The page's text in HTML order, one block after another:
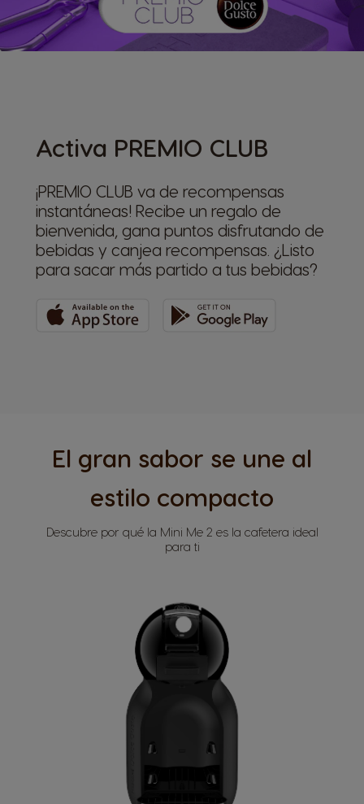
Activa PREMIO CLUB
¡PREMIO CLUB va de recompensas
instantáneas! Recibe un regalo de
bienvenida, gana puntos disfrutando de
bebidas y canjea recompensas. ¿Listo
para sacar más partido a tus bebidas?
El gran sabor se une al
estilo compacto
Descubre por qué la Mini Me 2 es la cafetera ideal
para ti​